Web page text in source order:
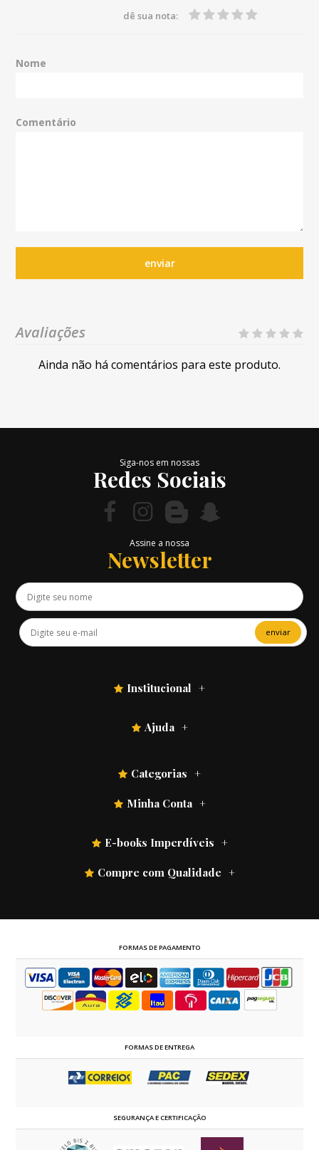
dê sua nota:
Nome
Comentário
enviar
Avaliações
Ainda não há comentários para este produto.
Siga-nos em nossas
Redes Sociais
Assine a nossa
Newsletter
enviar
Institucional
Ajuda
Categorias
Minha Conta
E-books Imperdíveis
Compre com Qualidade
FORMAS DE PAGAMENTO
FORMAS DE ENTREGA
SEGURANÇA E CERTIFICAÇÃO